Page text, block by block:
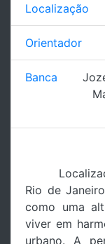
Localização
Orientador
Banca
Rio de
como uma
viver em
urbano. A